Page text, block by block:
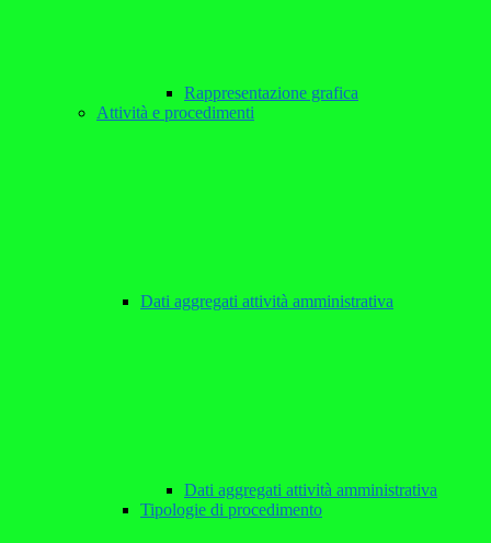
Rappresentazione grafica
Attività e procedimenti
Dati aggregati attività amministrativa
Dati aggregati attività amministrativa
Tipologie di procedimento